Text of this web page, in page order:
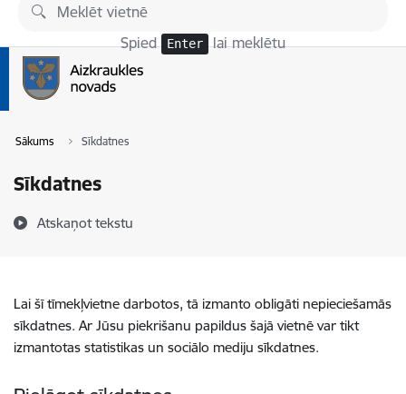
Pāriet uz lapas saturu
Spied Enter lai meklētu
Sākums Sīkdatnes
Sīkdatnes
Atskaņot tekstu
Lai šī tīmekļvietne darbotos, tā izmanto obligāti nepieciešamās
sīkdatnes. Ar Jūsu piekrišanu papildus šajā vietnē var tikt
izmantotas statistikas un sociālo mediju sīkdatnes.